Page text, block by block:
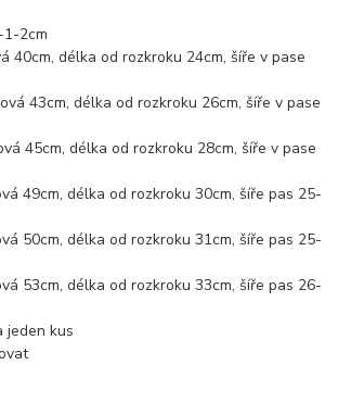
2cm
40cm, délka od rozkroku 24cm, šíře v pase
43cm, délka od rozkroku 26cm, šíře v pase
45cm, délka od rozkroku 28cm, šíře v pase
49cm, délka od rozkroku 30cm, šíře pas 25-
50cm, délka od rozkroku 31cm, šíře pas 25-
53cm, délka od rozkroku 33cm, šíře pas 26-
jeden kus